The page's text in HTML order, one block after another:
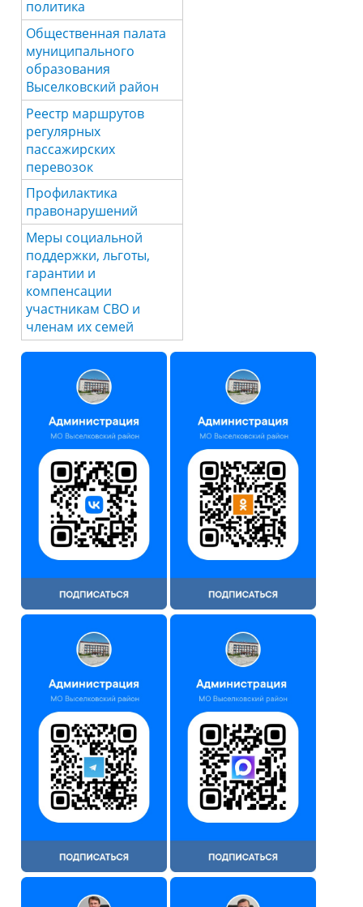
политика
Общественная палата
муниципального
образования
Выселковский район
Реестр маршрутов
регулярных
пассажирских
перевозок
Профилактика
правонарушений
Меры социальной
поддержки, льготы,
гарантии и
компенсации
участникам СВО и
членам их семей